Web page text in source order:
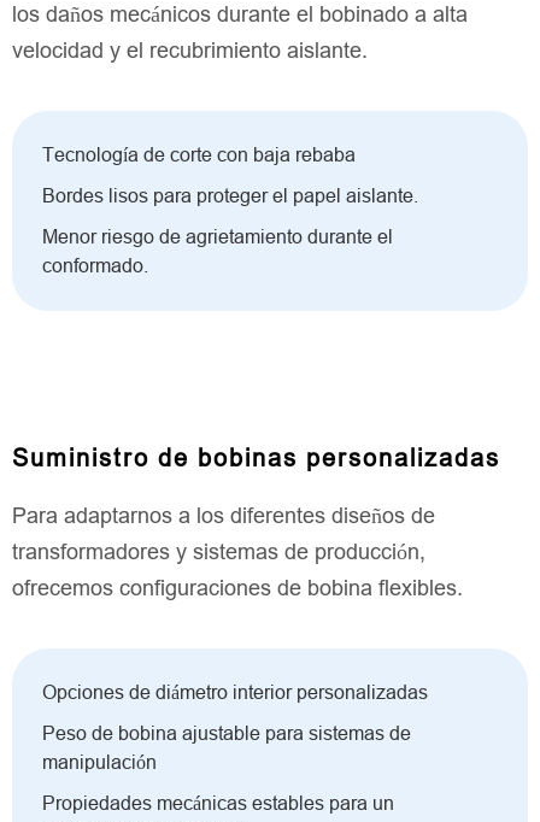
los daños mecánicos durante el bobinado a alta
velocidad y el recubrimiento aislante.
Tecnología de corte con baja rebaba
Bordes lisos para proteger el papel aislante.
Menor riesgo de agrietamiento durante el
conformado.
Suministro de bobinas personalizadas
Para adaptarnos a los diferentes diseños de
transformadores y sistemas de producción,
ofrecemos configuraciones de bobina flexibles.
Opciones de diámetro interior personalizadas
Peso de bobina ajustable para sistemas de
manipulación
Propiedades mecánicas estables para un